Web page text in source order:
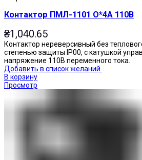
Ограничители
Контактор ПМЛ-1101 О*4А 110В
₴1,040.65
Контактор нереверсивный без
степенью защиты IP00, с катушкой
напряжение 110В переменного тока.
Добавить в список желаний
В корзину
Просмотр